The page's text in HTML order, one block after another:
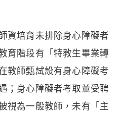
資培育未排除身心障礙者
育階段有「特教生畢業轉
教師甄試設有身心障礙考
；身心障礙者考取並受聘
視為一般教師，未有「主